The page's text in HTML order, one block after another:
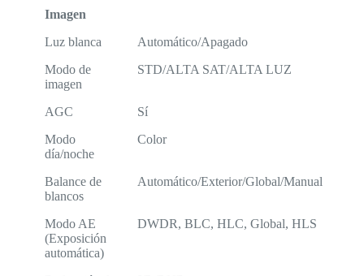
Imagen
Luz blanca
Automático/Apagado
Modo de
imagen
STD/ALTA SAT/ALTA LUZ
AGC
Sí
Modo
día/noche
Color
Balance de
blancos
Automático/Exterior/Global/Manual
Modo AE
(Exposición
automática)
DWDR, BLC, HLC, Global, HLS